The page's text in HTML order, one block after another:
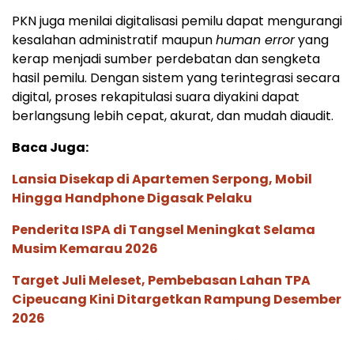
PKN juga menilai digitalisasi pemilu dapat mengurangi
kesalahan administratif maupunhuman erroryang
kerap menjadi sumber perdebatan dan sengketa
hasil pemilu. Dengan sistem yang terintegrasi secara
digital, proses rekapitulasi suara diyakini dapat
berlangsung lebih cepat, akurat, dan mudah diaudit.
Baca Juga:
Lansia Disekap di Apartemen Serpong, Mobil
Hingga Handphone Digasak Pelaku
Penderita ISPA di Tangsel Meningkat Selama
Musim Kemarau 2026
Target Juli Meleset, Pembebasan Lahan TPA
Cipeucang Kini Ditargetkan Rampung Desember
2026